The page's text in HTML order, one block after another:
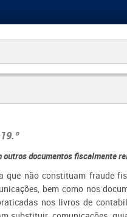
outros documentos fiscalmente
não constituam fraude
bem como nos
nos livros de